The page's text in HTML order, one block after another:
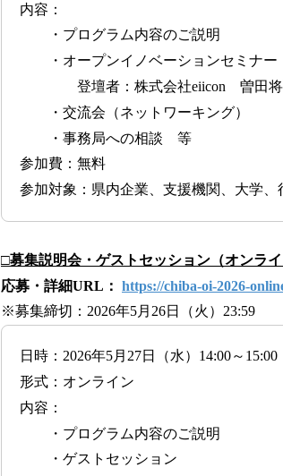
内容：
・プログラム内容のご説明
・オープンイノベーションセミナー
登壇者：株式会社eiicon 曽田将
・交流会（ネットワーキング）
・事務局への相談 等
参加費：無料
参加対象：県内企業、支援機関、大学
□募集説明会・ゲストセッション（オンライ
応募・詳細URL： https://chiba-oi-2026-
※募集締切：2026年5月26日（火）23:59
日時：2026年5月27日（水）14:00～15:00
形式：オンライン
内容：
・プログラム内容のご説明
・ゲストセッション